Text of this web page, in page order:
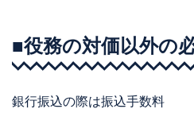
■役務の対価以外の
銀行振込の際は振込手数料